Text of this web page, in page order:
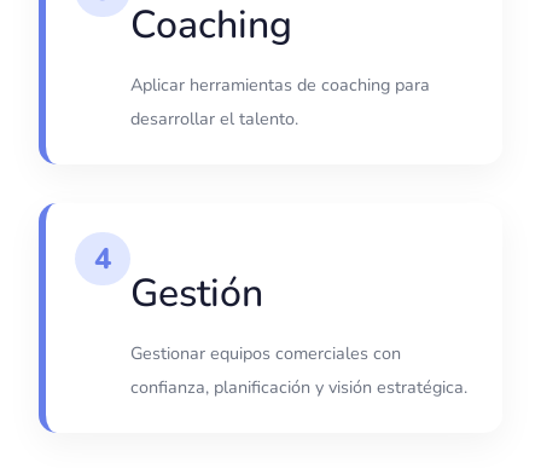
Coaching
Aplicar herramientas de coaching para
desarrollar el talento.
4
Gestión
Gestionar equipos comerciales con
confianza, planificación y visión estratégica.